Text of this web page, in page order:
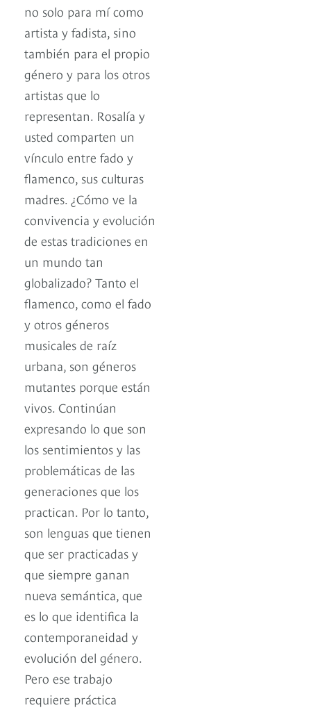
no solo para mí como
artista y fadista, sino
también para el propio
género y para los otros
artistas que lo
representan. Rosalía y
usted comparten un
vínculo entre fado y
flamenco, sus culturas
madres. ¿Cómo ve la
convivencia y evolución
de estas tradiciones en
un mundo tan
globalizado? Tanto el
flamenco, como el fado
y otros géneros
musicales de raíz
urbana, son géneros
mutantes porque están
vivos. Continúan
expresando lo que son
los sentimientos y las
problemáticas de las
generaciones que los
practican. Por lo tanto,
son lenguas que tienen
que ser practicadas y
que siempre ganan
nueva semántica, que
es lo que identifica la
contemporaneidad y
evolución del género.
Pero ese trabajo
requiere práctica